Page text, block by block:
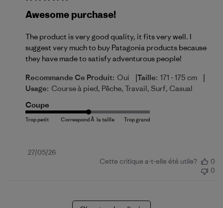
Awesome purchase!
The product is very good quality, it fits very well. I
suggest very much to buy Patagonia products because
they have made to satisfy adventurous people!
Recommande Ce Produit: Oui |Taille: 171 - 175 cm |
Usage: Course à pied, Pêche, Travail, Surf, Casual
Coupe
Date
27/05/26
Cette critique a-t-elle été utile?
0
0